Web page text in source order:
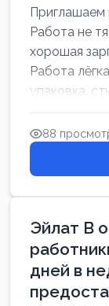
Работа не
хорошая
Работа
упаковка,
88
Эйлат В
дней в